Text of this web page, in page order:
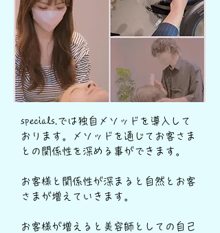
specials.では独自メソッドを導入して
おります。メソッドを通じてお客さま
との関係性を深める事ができます。
お客様と関係性が深まると自然とお客
さまが増えていきます。
お客様が増えると美容師としての自己